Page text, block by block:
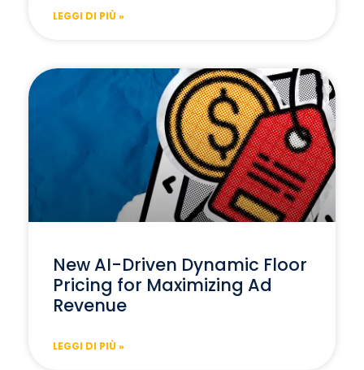
LEGGI DI PIÙ »
New AI-Driven Dynamic Floor
Pricing for Maximizing Ad
Revenue
LEGGI DI PIÙ »